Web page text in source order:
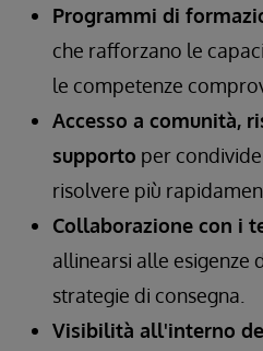
Programmi di
che rafforzano le
le competenze
Accesso a comunità,
supporto per
risolvere più
Collaborazione con i
allinearsi alle esigenze
strategie di consegna.
Visibilità all'interno